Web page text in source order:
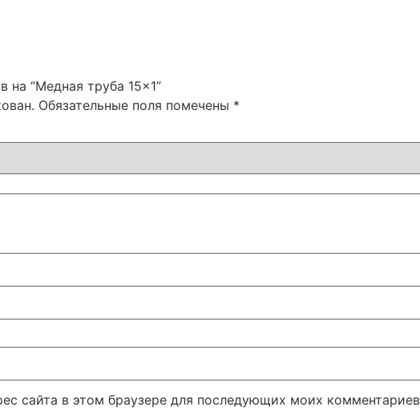
на “Медная труба 15×1”
Обязательные поля помечены *
сайта в этом браузере для последующих моих